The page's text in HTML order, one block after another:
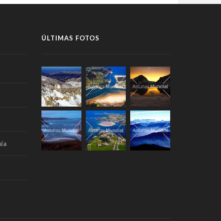
ÚLTIMAS FOTOS